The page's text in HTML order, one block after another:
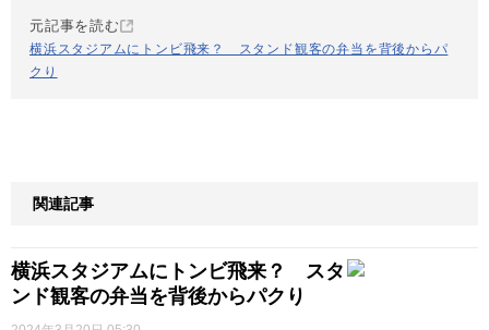
元記事を読む
横浜スタジアムにトンビ飛来？ スタンド観客の弁当を背後からパ
クり
関連記事
横浜スタジアムにトンビ飛来？ スタ
ンド観客の弁当を背後からパクり